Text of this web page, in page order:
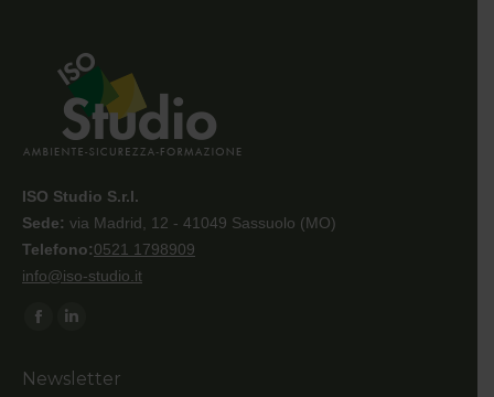
ISO Studio S.r.l.
Sede: via Madrid, 12 - 41049 Sassuolo (MO)
Telefono:0521 1798909
info@iso-studio.it
Ci puoi trovare su:
opensopens
Newsletter